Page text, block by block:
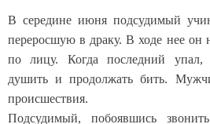
В середине июня подсудимый
переросшую в драку. В ходе нее он
по лицу. Когда последний упал,
душить и продолжать бить.
происшествия.
Подсудимый, побоявшись